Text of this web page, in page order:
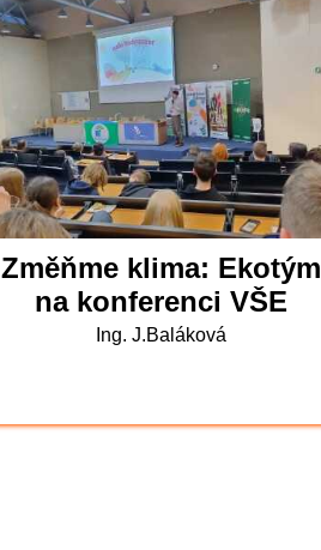
Změňme klima: Ekotým
na konferenci VŠE
Ing. J.Baláková